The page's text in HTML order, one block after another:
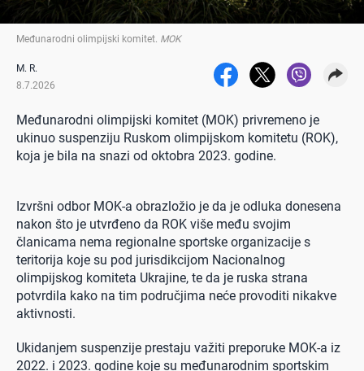
Međunarodni olimpijski komitet MOK
M. R.
8.7.2026
Međunarodni olimpijski komitet (MOK) privremeno je
ukinuo suspenziju Ruskom olimpijskom komitetu (ROK),
koja je bila na snazi od oktobra 2023. godine.
Izvršni odbor MOK-a obrazložio je da je odluka donesena
nakon što je utvrđeno da ROK više među svojim
članicama nema regionalne sportske organizacije s
teritorija koje su pod jurisdikcijom Nacionalnog
olimpijskog komiteta Ukrajine, te da je ruska strana
potvrdila kako na tim područjima neće provoditi nikakve
aktivnosti.
Ukidanjem suspenzije prestaju važiti preporuke MOK-a iz
2022. i 2023. godine koje su međunarodnim sportskim